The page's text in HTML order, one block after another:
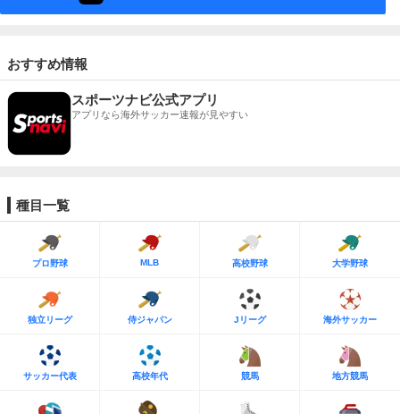
おすすめ情報
スポーツナビ公式アプリ
アプリなら海外サッカー速報が見やすい
種目一覧
プロ野球 MLB 高校野球 大学野球
独立リーグ 侍ジャパン Jリーグ 海外サッカー
サッカー代表 高校年代 競馬 地方競馬